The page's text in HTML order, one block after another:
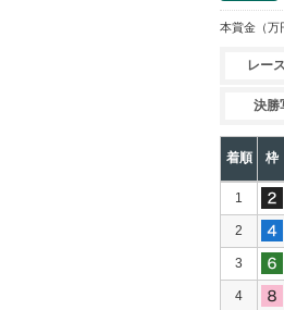
本賞金 （万
レー
決勝
着順 枠
1
2
3
4